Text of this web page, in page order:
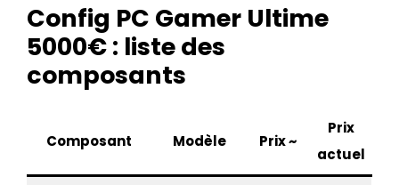
Config PC Gamer Ultime
5000€ : liste des
composants
Composant Modèle Prix~
Prix
actuel